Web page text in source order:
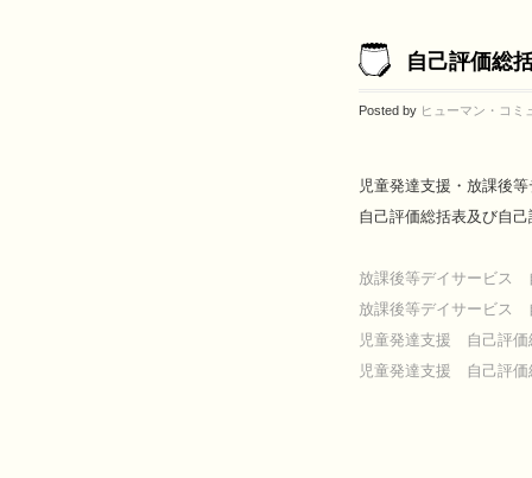
自己評価総
Posted by ヒューマン・コミ
児童発達支援・放課後
自己評価総括表及び自
放課後等デイサービス
放課後等デイサービス
児童発達支援 自己評価
児童発達支援 自己評価